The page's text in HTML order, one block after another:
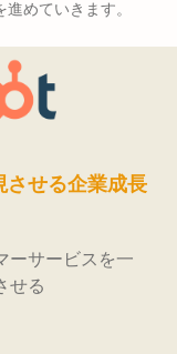
進めていきます。
させる企業成長
ーサービスを一
せる